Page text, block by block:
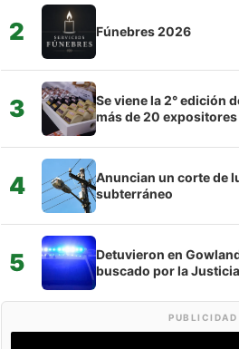
2 Fúnebres 2026
3
Se viene la 2° edición
más de 20 expositores
4
Anuncian un corte de
subterráneo
5
Detuvieron en
buscado por la Justicia
PUBLICIDAD